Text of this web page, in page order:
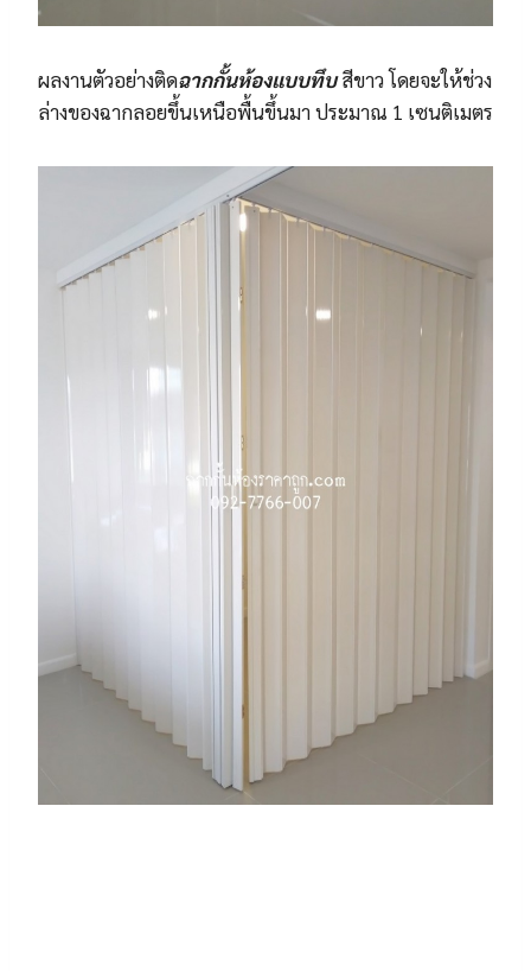
ผลงานตัวอย่างติดฉากกั้นห้องแบบทึบสีขาว โดยจะให้ช่วง
ล่างของฉากลอยขึ้นเหนือพื้นขึ้นมา ประมาณ 1 เซนติเมตร